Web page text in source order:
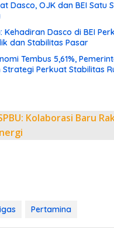
Dasco, OJK dan BEI Satu
Kehadiran Dasco di BEI
dan Stabilitas Pasar
Tembus 5,61%,
Strategi Perkuat Stabilitas
Kolaborasi Baru
Pertamina